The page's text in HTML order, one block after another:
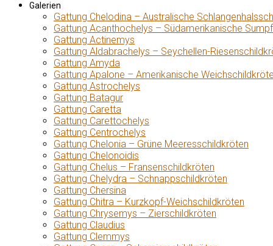
Galerien
Gattung Chelodina – Australische
Gattung Acanthochelys – Südamerikanische
Gattung Actinemys
Gattung Aldabrachelys – Seychellen-
Gattung Amyda
Gattung Apalone – Amerikanische
Gattung Astrochelys
Gattung Batagur
Gattung Caretta
Gattung Carettochelys
Gattung Centrochelys
Gattung Chelonia – Grüne Meeresschildkröten
Gattung Chelonoidis
Gattung Chelus – Fransenschildkröten
Gattung Chelydra – Schnappschildkröten
Gattung Chersina
Gattung Chitra – Kurzkopf-Weichschildkröten
Gattung Chrysemys – Zierschildkröten
Gattung Claudius
Gattung Clemmys